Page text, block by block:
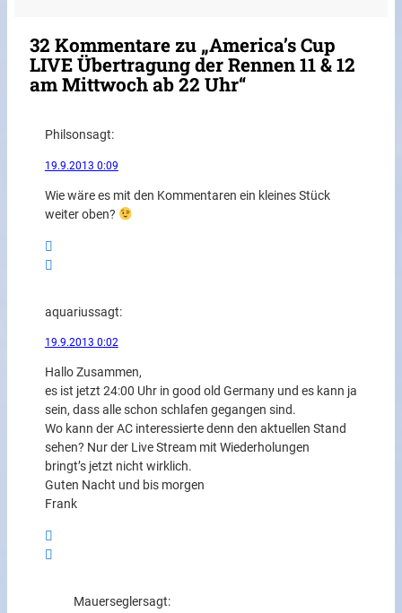
32 Kommentare zu „America’s Cup
LIVE Übertragung der Rennen 11 & 12
am Mittwoch ab 22 Uhr“
Philsonsagt:
19.9.2013 0:09
Wie wäre es mit den Kommentaren ein kleines Stück
weiter oben?
aquariussagt:
19.9.2013 0:02
Hallo Zusammen,
es ist jetzt 24:00 Uhr in good old Germany und es kann ja
sein, dass alle schon schlafen gegangen sind.
Wo kann der AC interessierte denn den aktuellen Stand
sehen? Nur der Live Stream mit Wiederholungen
bringt’s jetzt nicht wirklich.
Guten Nacht und bis morgen
Frank
Mauerseglersagt: